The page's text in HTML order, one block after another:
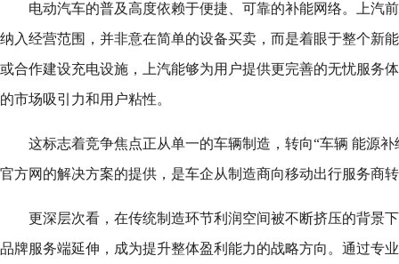
电动汽车的普及高度依赖于便捷、可靠的补能网络。上汽
纳入经营范围，并非意在简单的设备买卖，而是着眼于整个新
或合作建设充电设施，上汽能够为用户提供更完善的无忧服务
的市场吸引力和用户粘性。
这标志着竞争焦点正从单一的车辆制造，转向“车辆 能源补
官方网的解决方案的提供，是车企从制造商向移动出行服务商
更深层次看，在传统制造环节利润空间被不断挤压的背景
品牌服务端延伸，成为提升整体盈利能力的战略方向。通过专